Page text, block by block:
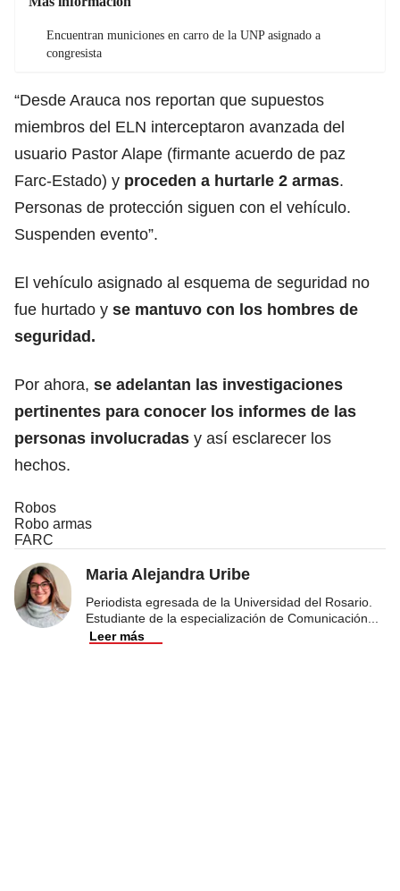
Encuentran municiones en carro de la UNP asignado a
congresista
“Desde Arauca nos reportan que supuestos
miembros del ELN interceptaron avanzada del
usuario Pastor Alape (firmante acuerdo de paz
Farc-Estado) y proceden a hurtarle 2 armas.
Personas de protección siguen con el vehículo.
Suspenden evento”.
El vehículo asignado al esquema de seguridad no
fue hurtado y se mantuvo con los hombres de
seguridad.
Por ahora, se adelantan las investigaciones
pertinentes para conocer los informes de las
personas involucradas y así esclarecer los
hechos.
Robos
Robo armas
FARC
Maria Alejandra Uribe
Periodista egresada de la Universidad del Rosario.
Estudiante de la especialización de Comunicación
Leer más